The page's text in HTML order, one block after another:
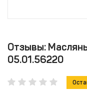
Отзывы:
05.01.56220